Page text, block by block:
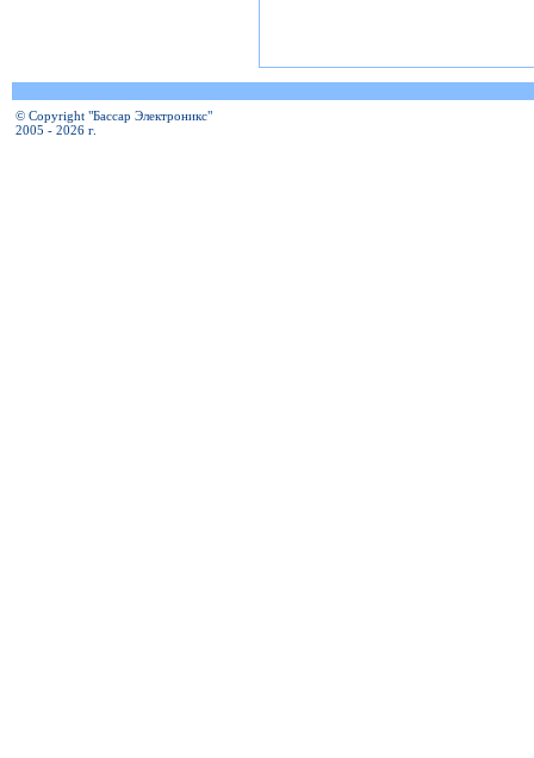
© Copyright "Бассар Электроникс"
2005 - 2026 г.